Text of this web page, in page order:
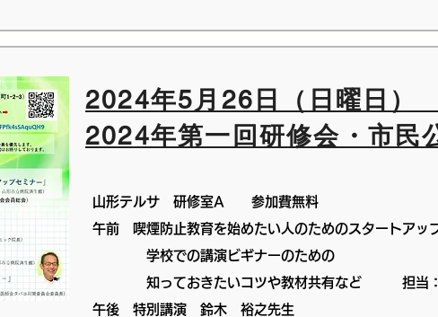
2024年5月26日（日曜日
​2024年第一回研修会・市民
山形テルサ 研修室A
参加費無料
午前 喫煙防止教育を始めたい人のためのスタートアッ
​ 学校での講演ビギナーのための
知っておきたいコツや教材共有など 担当：
午後 特別講演 鈴木 裕之先生